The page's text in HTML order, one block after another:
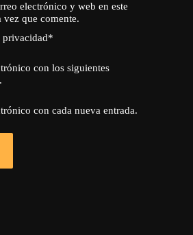
electrónico y web en este
que comente.
privacidad*
con los siguientes
con cada nueva entrada.